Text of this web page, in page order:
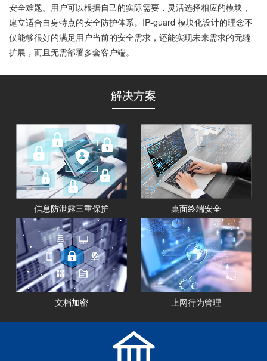
安全难题。用户可以根据自己的实际需要，灵活选择相应的模块，
建立适合自身特点的安全防护体系。IP-guard 模块化设计的理念不
仅能够很好的满足用户当前的安全需求，还能实现未来需求的无缝
扩展，而且无需部署多套客户端。
解决方案
信息防泄露三重保护 桌面终端安全
文档加密 上网行为管理